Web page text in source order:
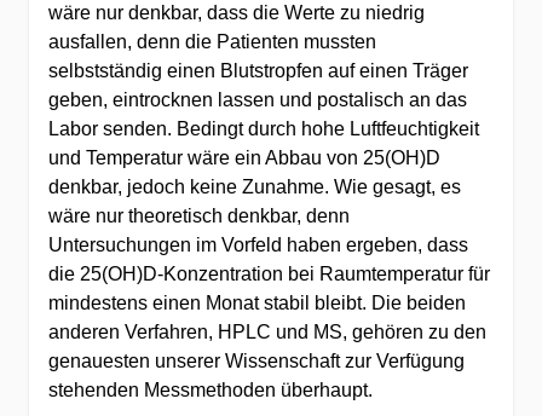
wäre nur denkbar, dass die Werte zu niedrig
ausfallen, denn die Patienten mussten
selbstständig einen Blutstropfen auf einen Träger
geben, eintrocknen lassen und postalisch an das
Labor senden. Bedingt durch hohe Luftfeuchtigkeit
und Temperatur wäre ein Abbau von 25(OH)D
denkbar, jedoch keine Zunahme. Wie gesagt, es
wäre nur theoretisch denkbar, denn
Untersuchungen im Vorfeld haben ergeben, dass
die 25(OH)D-Konzentration bei Raumtemperatur für
mindestens einen Monat stabil bleibt. Die beiden
anderen Verfahren, HPLC und MS, gehören zu den
genauesten unserer Wissenschaft zur Verfügung
stehenden Messmethoden überhaupt.